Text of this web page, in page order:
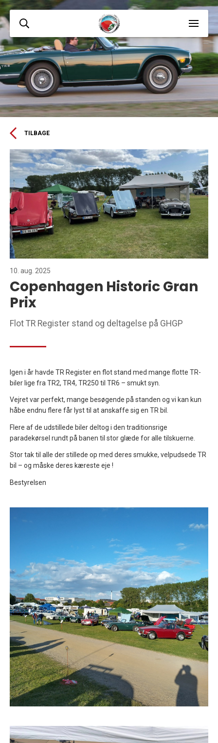
TILBAGE
10. aug. 2025
Copenhagen Historic Gran
Prix
Flot TR Register stand og deltagelse på GHGP
Igen i år havde TR Register en flot stand med mange flotte TR-
biler lige fra TR2, TR4, TR250 til TR6 – smukt syn.
Vejret var perfekt, mange besøgende på standen og vi kan kun
håbe endnu flere får lyst til at anskaffe sig en TR bil.
Flere af de udstillede biler deltog i den traditionsrige
paradekørsel rundt på banen til stor glæde for alle tilskuerne.
Stor tak til alle der stillede op med deres smukke, velpudsede TR
bil – og måske deres kæreste eje !
Bestyrelsen